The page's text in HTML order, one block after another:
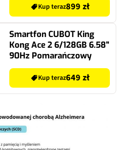
Kup teraz899 zł
Smartfon CUBOT King
Kong Ace 2 6/128GB 6.58"
90Hz Pomarańczowy
Kup teraz649 zł